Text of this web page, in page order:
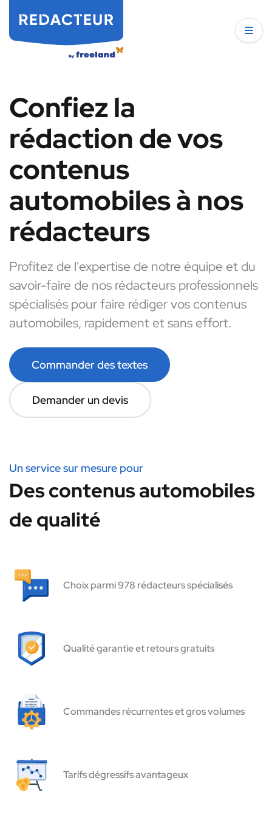
Confiez la
rédaction de vos
contenus
automobiles à nos
rédacteurs
Profitez de l'expertise de notre équipe et du
savoir-faire de nos rédacteurs professionnels
spécialisés pour faire rédiger vos contenus
automobiles, rapidement et sans effort.
Commander des textes
Demander un devis
Un service sur mesure pour
Des contenus automobiles
de qualité
Choix parmi 978 rédacteurs spécialisés
Qualité garantie et retours gratuits
Commandes récurrentes et gros volumes
Tarifs dégressifs avantageux